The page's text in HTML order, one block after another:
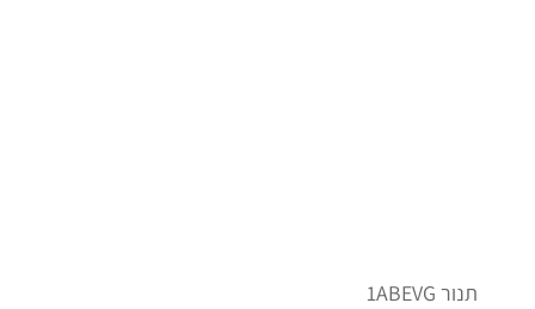
תנור 1ABEVG